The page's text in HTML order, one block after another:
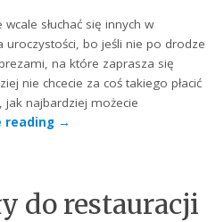
słuchać się innych w
uroczystości, bo jeśli nie po drodze
na które zaprasza się
nie chcecie za coś takiego płacić
jak najbardziej możecie
reading →
do restauracji